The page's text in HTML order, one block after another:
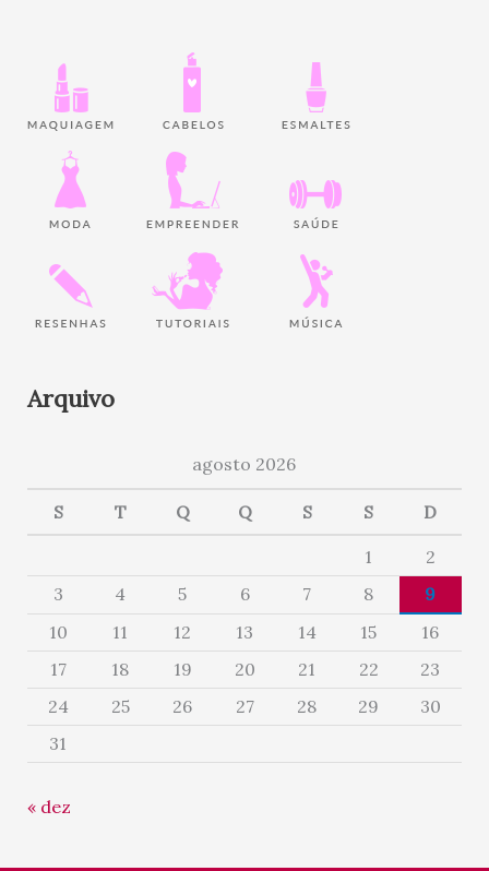
Arquivo
agosto 2026
S T Q Q S S D
1
2
3
4 5 6 7 8
9
10
11 12 13 14 15
16
17
18 19 20 21 22
23
24
25 26 27 28 29
30
31
« dez